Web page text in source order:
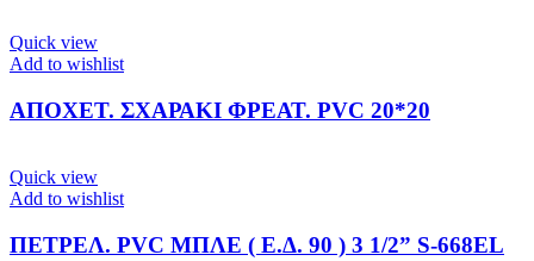
Quick view
Add to wishlist
ΑΠΟΧΕΤ. ΣΧΑΡΑΚΙ ΦΡΕΑΤ. PVC 20*20
Quick view
Add to wishlist
ΠΕΤΡΕΛ. PVC ΜΠΛΕ ( Ε.Δ. 90 ) 3 1/2” S-668EL